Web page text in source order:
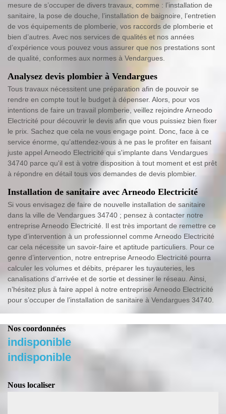
mesure de s’occuper de divers travaux, comme : l’installation de
sanitaire, la pose de douche, l’installation de baignoire, l’entretien
de vos équipements de plomberie, vos raccords de plomberie et
bien d’autres. Avec nos services de qualités et nos années
d’expérience vous pouvez vous assurer que nos prestations sont
de qualité, conformes aux normes à Vendargues.
Analysez devis plombier à Vendargues
Tous travaux nécessitent une préparation afin de pouvoir se
rendre en compte tout le budget à dépenser. Alors, pour vos
intentions de faire un travail plomberie, veillez rejoindre Arneodo
Electricité pour découvrir le devis afin que vous puissiez bien fixer
le prix. Sachez que cela ne vous engage point. Donc, face à ce
service énorme, qu’attendez-vous à ne pas le profiter en faisant
juste appel Arneodo Electricité qui s'implante dans Vendargues
34740 parce qu'il est à votre disposition à tout moment et est prêt
à répondre en détail tous vos demandes de devis plombier.
Installation de sanitaire avec Arneodo Electricité
Si vous envisagez de faire de nouvelle installation de sanitaire
dans la ville de Vendargues 34740 ; pensez à contacter notre
entreprise Arneodo Electricité. Il est très important de remettre ce
type d’intervention à un professionnel comme Arneodo Electricité
car cela nécessite un savoir-faire et aptitude particuliers. Pour ce
genre d’intervention, notre entreprise Arneodo Electricité pourra
calculer les volumes et débits, préparer les tuyauteries, les
canalisations d’arrivée et de sortie et dessiner le réseau. Ainsi,
n’hésitez plus à faire appel à notre entreprise Arneodo Electricité
pour s’occuper de l’installation de sanitaire à Vendargues 34740.
Nos coordonnées
indisponible
indisponible
Nous localiser